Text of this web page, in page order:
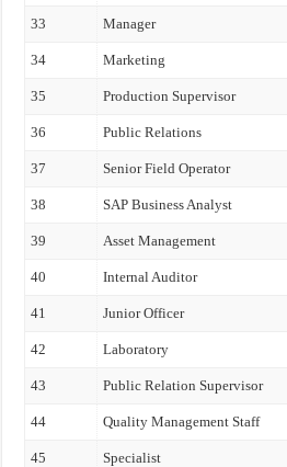
33 Manager
34 Marketing
35 Production Supervisor
36 Public Relations
37 Senior Field Operator
38 SAP Business Analyst
39 Asset Management
40 Internal Auditor
41 Junior Officer
42 Laboratory
43 Public Relation Supervisor
44 Quality Management Staff
45 Specialist